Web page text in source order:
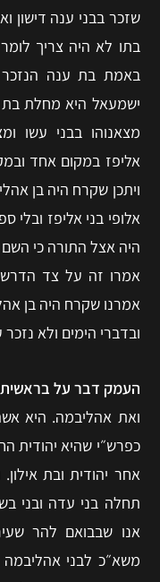
שזכר בבני ענה דישון
בתו לא היה צריך
באמת בת ענה
ישמעאל היא מחלת
מצאנוהו בבני עשו
אליפז במקום אחד
ויתכן שקרח היה בן
אלופי בני אליפז
היה אצל התורה כי
אמרו זה על צד הדרש
אמרנו שקרח היה בן
ובדברי הימים ולא
העמק דבר על בראשית
ואת אהליבמה. היא
כפרש״י שהיא יהודית
אחר יהודית ובת
תחלה בני עדה ובני
אנו שבבואם להר
משא״כ לבני אהליבמה